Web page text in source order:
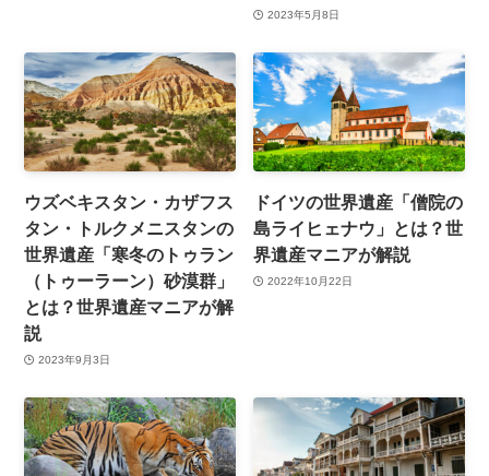
2023年5月8日
ウズベキスタン・カザフス
タン・トルクメニスタンの
世界遺産「寒冬のトゥラン
（トゥーラーン）砂漠群」
とは？世界遺産マニアが解
説
2023年9月3日
ドイツの世界遺産「僧院の
島ライヒェナウ」とは？世
界遺産マニアが解説
2022年10月22日